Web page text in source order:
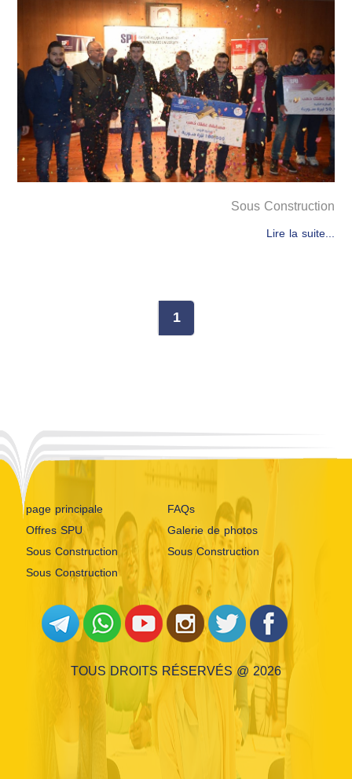
Sous Construction
Lire la suite...
1
page principale
FAQs
Offres SPU
Galerie de photos
Sous Construction
Sous Construction
Sous Construction
TOUS DROITS RÉSERVÉS @ 2026